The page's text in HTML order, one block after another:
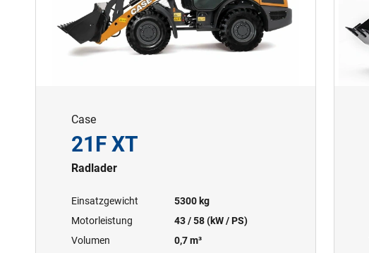
Case
21F XT
Radlader
Einsatzgewicht
5300 kg
Motorleistung
43 / 58 (kW / PS)
Volumen
0,7 m³